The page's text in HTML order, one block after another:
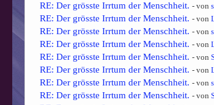
RE: Der grösste Irrtum der Menschheit. - von
RE: Der grösste Irrtum der Menschheit. - von
RE: Der grösste Irrtum der Menschheit. - von
RE: Der grösste Irrtum der Menschheit. - von
RE: Der grösste Irrtum der Menschheit. - von
RE: Der grösste Irrtum der Menschheit. - von
RE: Der grösste Irrtum der Menschheit. - von
RE: Der grösste Irrtum der Menschheit. - von